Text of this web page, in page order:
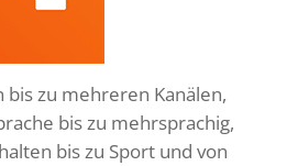
zu mehreren Kanälen,
bis zu mehrsprachig,
bis zu Sport und von